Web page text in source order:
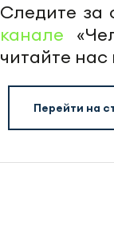
Следите
канале
читайте нас
Перейти на